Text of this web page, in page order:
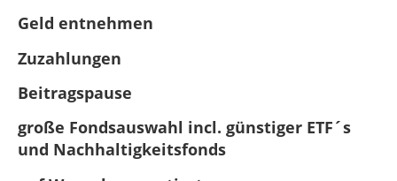
Geld entnehmen
Zuzahlungen
Beitragspause
große Fondsauswahl incl. günstiger ETF´s
und Nachhaltigkeitsfonds